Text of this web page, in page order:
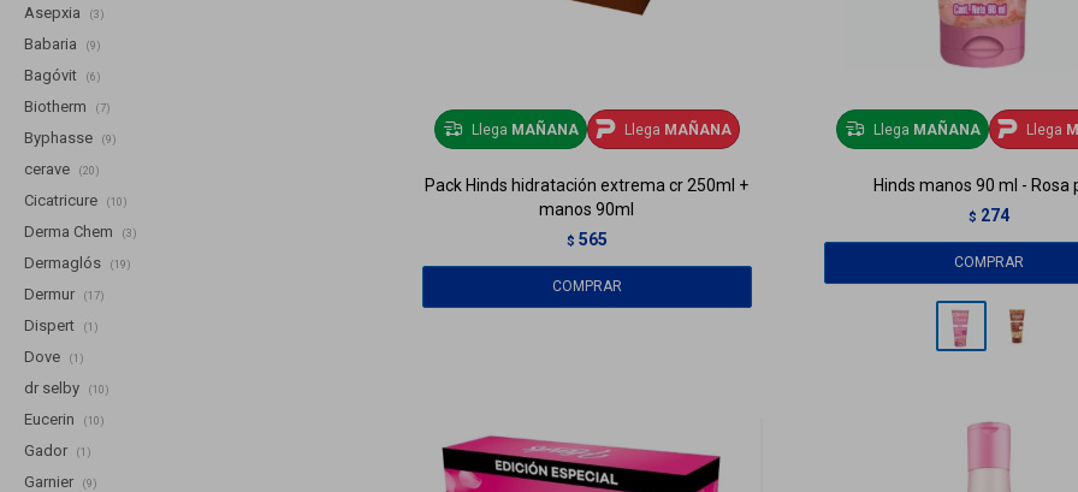
Llega MAÑANA Llega MAÑANA
Pack Hinds hidratación extrema cr 250ml +
manos 90ml
$ 565
Llega MAÑANA Llega
Hinds manos 90 ml - Rosa
$ 274
Asepxia (3)
Babaria (9)
Bagóvit (6)
Biotherm (7)
Byphasse (9)
cerave (20)
Cicatricure (10)
Derma Chem (3)
Dermaglós (19)
Dermur (17)
Dispert (1)
Dove (1)
dr selby (10)
Eucerin (10)
Gador (1)
Garnier (9)